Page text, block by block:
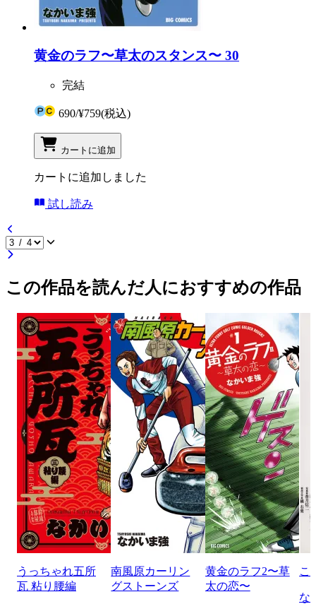
黄金のラフ〜草太のスタンス〜 30
完結
690/¥759(税込)
カートに追加
カートに追加しました
試し読み
この作品を読んだ人におすすめの作品
うっちゃれ五所
瓦 粘り腰編
南風原カーリン
グストーンズ
黄金のラフ2〜草
太の恋〜
こ
な